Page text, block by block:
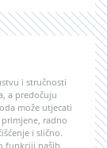
i stručnosti
a predočuju
može utjecati
radno
i slično.
funkciji naših